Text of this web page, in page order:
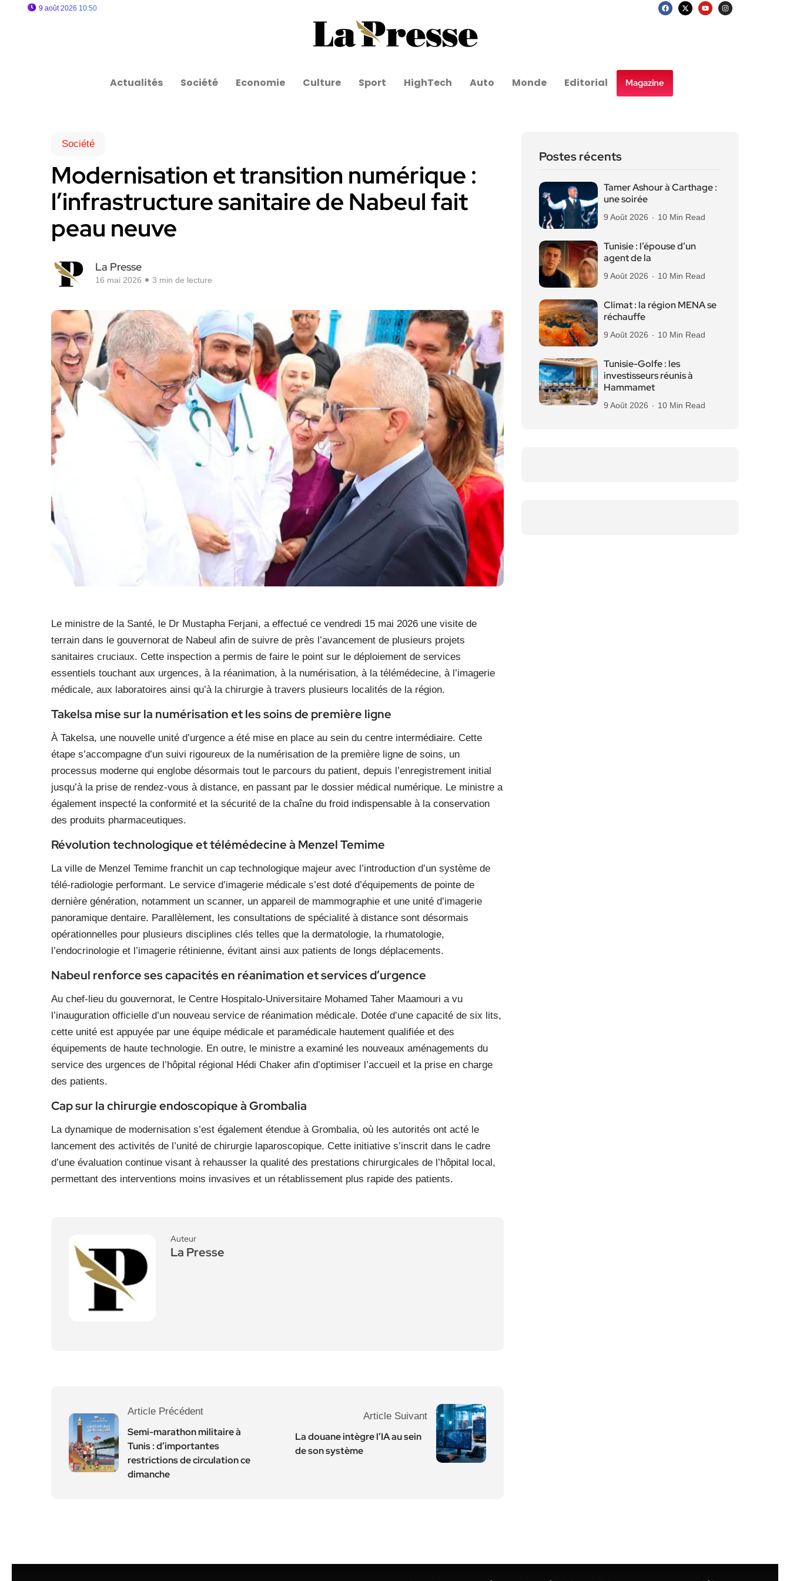
9 août 2026 10:50
Actualités Société Economie Culture Sport HighTech Auto Monde Editorial Magazine
Société
Modernisation et transition numérique :
l’infrastructure sanitaire de Nabeul fait
peau neuve
La Presse
16 mai 2026 3 min de lecture
Le ministre de la Santé, le Dr Mustapha Ferjani, a effectué ce vendredi 15 mai 2026 une visite de
terrain dans le gouvernorat de Nabeul afin de suivre de près l’avancement de plusieurs projets
sanitaires cruciaux. Cette inspection a permis de faire le point sur le déploiement de services
essentiels touchant aux urgences, à la réanimation, à la numérisation, à la télémédecine, à l’imagerie
médicale, aux laboratoires ainsi qu’à la chirurgie à travers plusieurs localités de la région.
Takelsa mise sur la numérisation et les soins de première ligne
À Takelsa, une nouvelle unité d’urgence a été mise en place au sein du centre intermédiaire. Cette
étape s’accompagne d’un suivi rigoureux de la numérisation de la première ligne de soins, un
processus moderne qui englobe désormais tout le parcours du patient, depuis l’enregistrement initial
jusqu’à la prise de rendez-vous à distance, en passant par le dossier médical numérique. Le ministre a
également inspecté la conformité et la sécurité de la chaîne du froid indispensable à la conservation
des produits pharmaceutiques.
Révolution technologique et télémédecine à Menzel Temime
La ville de Menzel Temime franchit un cap technologique majeur avec l’introduction d’un système de
télé-radiologie performant. Le service d’imagerie médicale s’est doté d’équipements de pointe de
dernière génération, notamment un scanner, un appareil de mammographie et une unité d’imagerie
panoramique dentaire. Parallèlement, les consultations de spécialité à distance sont désormais
opérationnelles pour plusieurs disciplines clés telles que la dermatologie, la rhumatologie,
l’endocrinologie et l’imagerie rétinienne, évitant ainsi aux patients de longs déplacements.
Nabeul renforce ses capacités en réanimation et services d’urgence
Au chef-lieu du gouvernorat, le Centre Hospitalo-Universitaire Mohamed Taher Maamouri a vu
l’inauguration officielle d’un nouveau service de réanimation médicale. Dotée d’une capacité de six lits,
cette unité est appuyée par une équipe médicale et paramédicale hautement qualifiée et des
équipements de haute technologie. En outre, le ministre a examiné les nouveaux aménagements du
service des urgences de l’hôpital régional Hédi Chaker afin d’optimiser l’accueil et la prise en charge
des patients.
Cap sur la chirurgie endoscopique à Grombalia
La dynamique de modernisation s’est également étendue à Grombalia, où les autorités ont acté le
lancement des activités de l’unité de chirurgie laparoscopique. Cette initiative s’inscrit dans le cadre
d’une évaluation continue visant à rehausser la qualité des prestations chirurgicales de l’hôpital local,
permettant des interventions moins invasives et un rétablissement plus rapide des patients.
Auteur
La Presse
Article Précédent
Semi-marathon militaire à
Tunis : d’importantes
restrictions de circulation ce
dimanche
Article Suivant
La douane intègre l’IA au sein
de son système
Postes récents
Tamer Ashour à Carthage :
une soirée
9 Août 2026 10 Min Read
Tunisie : l’épouse d’un
agent de la
9 Août 2026 10 Min Read
Climat : la région MENA se
réchauffe
9 Août 2026 10 Min Read
Tunisie-Golfe : les
investisseurs réunis à
Hammamet
9 Août 2026 10 Min Read